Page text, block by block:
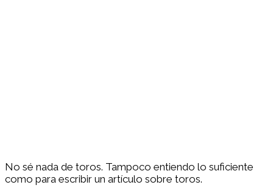
No sé nada de toros. Tampoco entiendo lo suficiente
como para escribir un artículo sobre toros.